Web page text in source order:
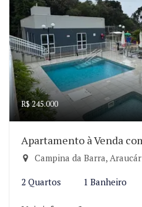
R$ 245.000
Apartamento à Venda
Campina da Barra,
2 Quartos 1 Banheiro